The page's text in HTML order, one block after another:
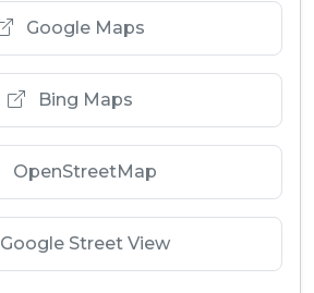
Google Maps
Bing Maps
OpenStreetMap
Google Street View